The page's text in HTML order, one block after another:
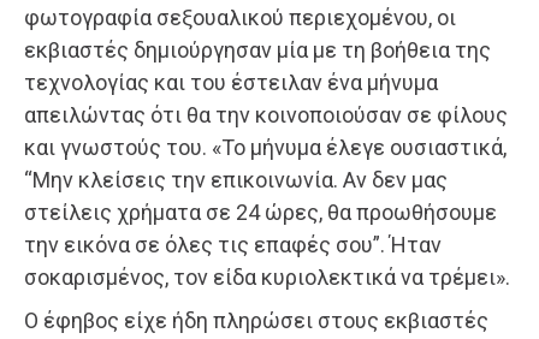
φωτογραφία σεξουαλικού περιεχομένου, οι
εκβιαστές δημιούργησαν μία με τη βοήθεια της
τεχνολογίας και του έστειλαν ένα μήνυμα
απειλώντας ότι θα την κοινοποιούσαν σε φίλους
και γνωστούς του. «Το μήνυμα έλεγε ουσιαστικά,
“Μην κλείσεις την επικοινωνία. Αν δεν μας
στείλεις χρήματα σε 24 ώρες, θα προωθήσουμε
την εικόνα σε όλες τις επαφές σου”. Ήταν
σοκαρισμένος, τον είδα κυριολεκτικά να τρέμει».
Ο έφηβος είχε ήδη πληρώσει στους εκβιαστές